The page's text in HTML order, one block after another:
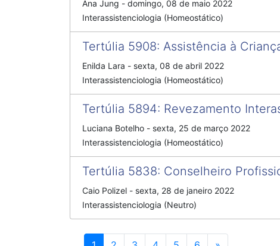
Ana Jung - domingo, 08 de maio 2022
Interassistenciologia (Homeostático)
Tertúlia 5908: Assistência à
Enilda Lara - sexta, 08 de abril 2022
Interassistenciologia (Homeostático)
Tertúlia 5894: Revezamento
Luciana Botelho - sexta, 25 de março 2022
Interassistenciologia (Homeostático)
Tertúlia 5838: Conselheiro
Caio Polizel - sexta, 28 de janeiro 2022
Interassistenciologia (Neutro)